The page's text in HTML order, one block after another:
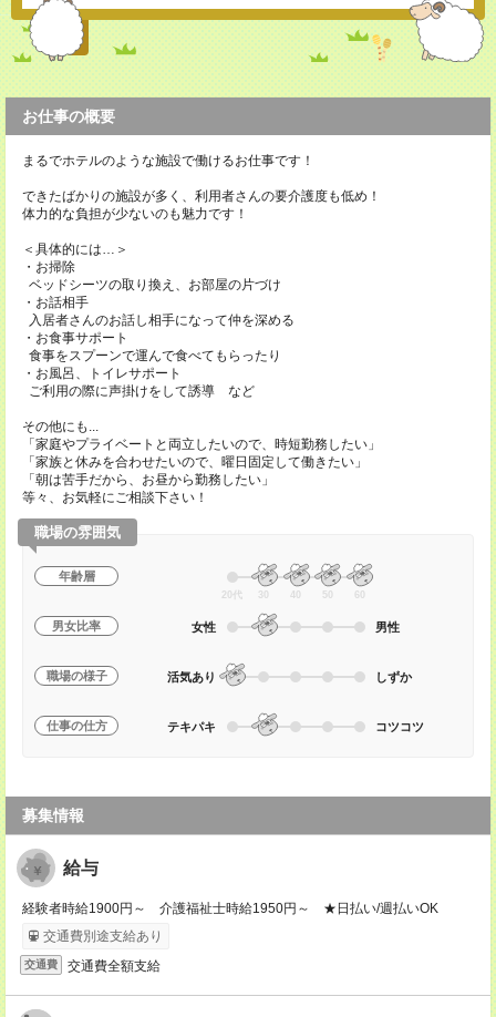
お仕事の概要
まるでホテルのような施設で働けるお仕事です！
できたばかりの施設が多く、利用者さんの要介護度も低め！
体力的な負担が少ないのも魅力です！
＜具体的には…＞
・お掃除
ベッドシーツの取り換え、お部屋の片づけ
・お話相手
入居者さんのお話し相手になって仲を深める
・お食事サポート
食事をスプーンで運んで食べてもらったり
・お風呂、トイレサポート
ご利用の際に声掛けをして誘導 など
その他にも...
「家庭やプライベートと両立したいので、時短勤務したい」
「家族と休みを合わせたいので、曜日固定して働きたい」
「朝は苦手だから、お昼から勤務したい」
等々、お気軽にご相談下さい！
職場の雰囲気
年齢層
20代 30 40 50 60
男女比率 女性 男性
職場の様子 活気あり しずか
仕事の仕方 テキパキ コツコツ
募集情報
給与
経験者時給1900円～ 介護福祉士時給1950円～ ★日払い/週払いOK
交通費別途支給あり
交通費 交通費全額支給